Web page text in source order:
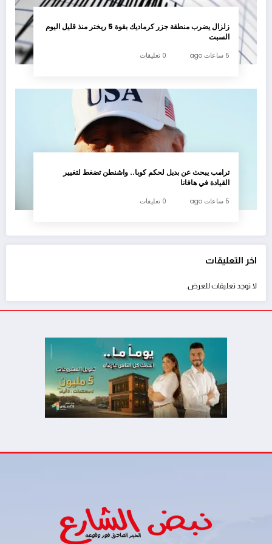
زلزال يضرب منطقة جزر كرماديك بقوة 5 ريختر منذ قليل اليوم
السبت
5 ساعات ago 0 تعليقات
ترامب يبحث عن بديل لحكم كوبا.. واشنطن تضغط لتغيير
القيادة في هافانا
5 ساعات ago 0 تعليقات
اخر التعليقات
لا توجد تعليقات للعرض.